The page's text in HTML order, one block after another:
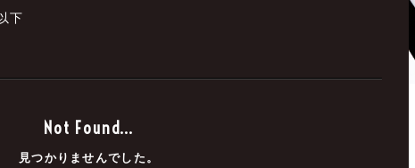
下
Not Found...
見つかりませんでした。
中古車